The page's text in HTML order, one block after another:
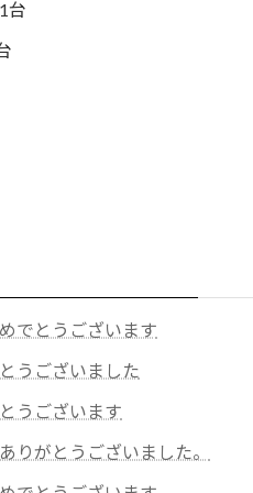
台
でとうございます
うございました
うございます
りがとうございました。